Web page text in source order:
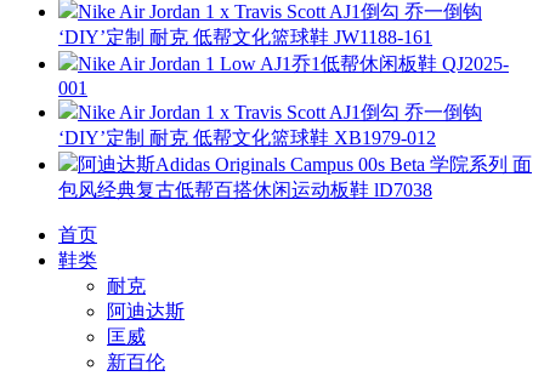
Nike Air Jordan 1 x Travis Scott AJ1倒勾 乔一倒钩
‘DIY’定制 耐克 低帮文化篮球鞋 JW1188-161
Nike Air Jordan 1 Low AJ1乔1低帮休闲板鞋 QJ2025-
001
Nike Air Jordan 1 x Travis Scott AJ1倒勾 乔一倒钩
‘DIY’定制 耐克 低帮文化篮球鞋 XB1979-012
阿迪达斯Adidas Originals Campus 00s Beta 学院系列 面
包风经典复古低帮百搭休闲运动板鞋 lD7038
首页
鞋类
耐克
阿迪达斯
匡威
新百伦